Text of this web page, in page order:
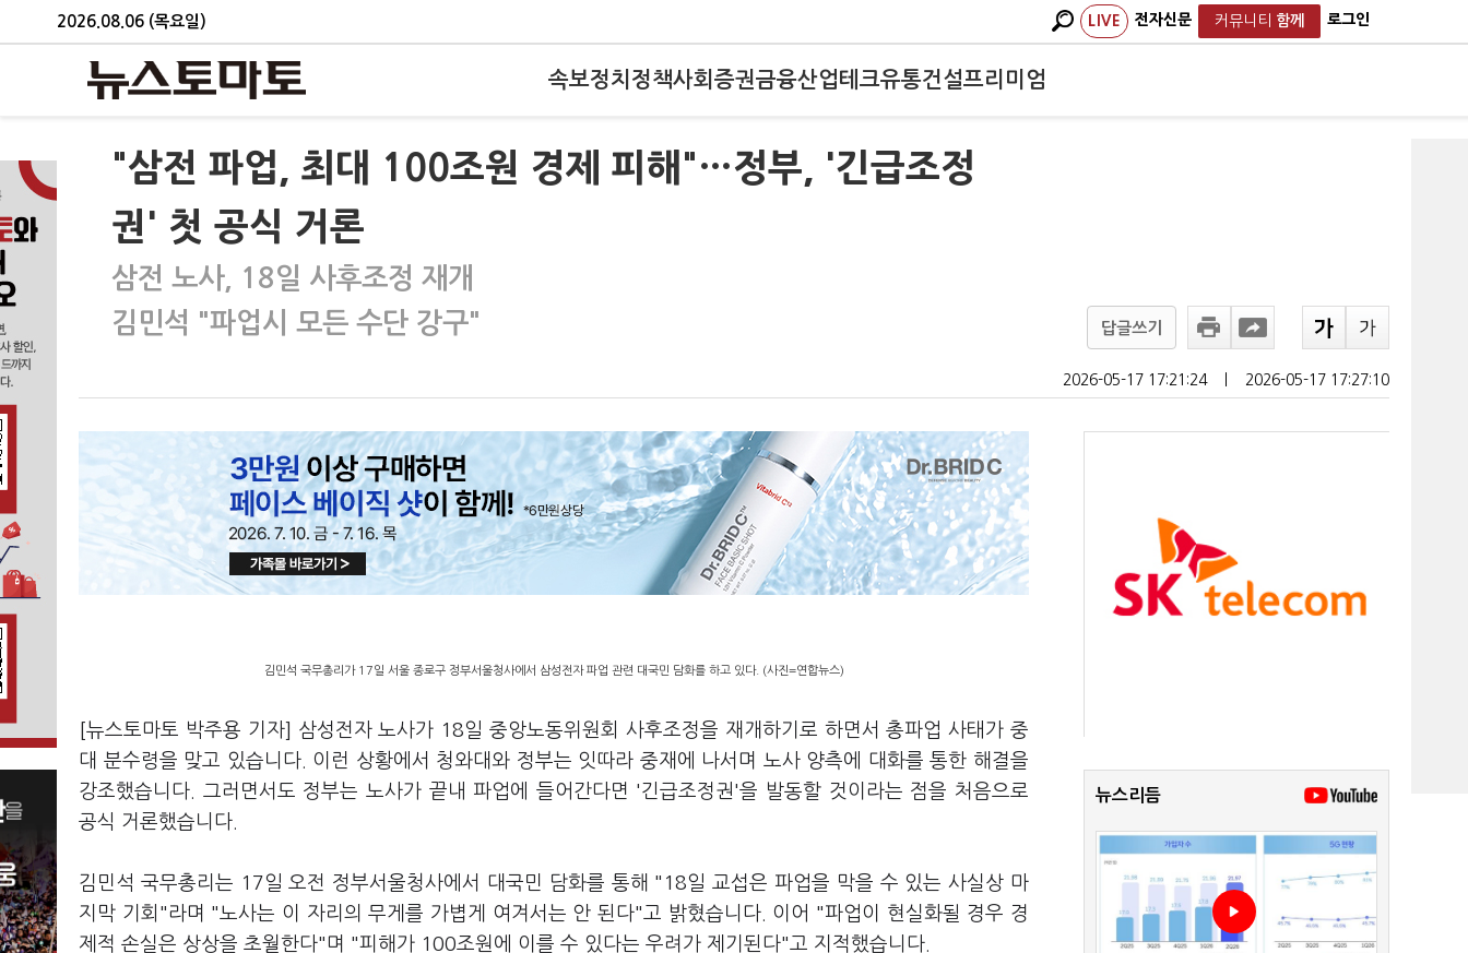
2026.08.06 (목요일) LIVE 전자신문 커뮤니티 함께 로그인
속보정치 정책사회 증권금융산업테크유통건설프리미엄
"삼전 파업, 최대 100조원 경제 피해"…정부, '긴급조정
권' 첫 공식 거론
삼전 노사, 18일 사후조정 재개
김민석 "파업시 모든 수단 강구"
답글쓰기
2026-05-17 17:21:24 2026-05-17 17:27:10
김민석 국무총리가 17일 서울 종로구 정부서울청사에서 삼성전자 파업 관련 대국민 담화를 하고 있다. (사진=연합뉴스)
[뉴스토마토 박주용 기자] 삼성전자 노사가 18일 중앙노동위원회 사후조정을 재개하기로 하면서 총파업 사태가 중
대 분수령을 맞고 있습니다. 이런 상황에서 청와대와 정부는 잇따라 중재에 나서며 노사 양측에 대화를 통한 해결을
강조했습니다. 그러면서도 정부는 노사가 끝내 파업에 들어간다면 '긴급조정권'을 발동할 것이라는 점을 처음으로
공식 거론했습니다.
김민석 국무총리는 17일 오전 정부서울청사에서 대국민 담화를 통해 "18일 교섭은 파업을 막을 수 있는 사실상 마
지막 기회"라며 "노사는 이 자리의 무게를 가볍게 여겨서는 안 된다"고 밝혔습니다. 이어 "파업이 현실화될 경우 경
제적 손실은 상상을 초월한다"며 "피해가 100조원에 이를 수 있다는 우려가 제기된다"고 지적했습니다.
뉴스리듬